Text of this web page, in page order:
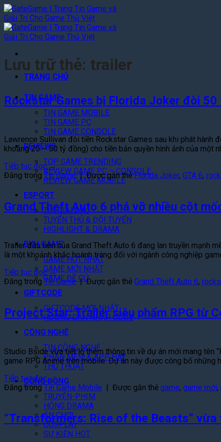
Bỏ
qua
nội
dung
TRANG CHỦ
TIN GAME
TIN GAME MOBILE
TIN GAME PC
TIN GAME CONSOLE
REVIEWS
TOP GAME TRENDING
REVIEW GAME PC – CONSOLE
REVIEW GAME MOBILE
ESPORT
TIN GIẢI ĐẤU
TUYỂN THỦ & ĐỘI TUYỂN
HIGHLIGHT & DRAMA
BXH GAME
GAME HOT NHẤT
GAME MỚI NHẤT
GAME ĐỀ CỬ
GIFTCODE
GIFTCODE MỚI NHẤT
HƯỚNG DẪN NHẬP CODE
CÔNG NGHỆ
TIN CÔNG NGHỆ
PHẦN MỀM & APP HAY
THỦ THUẬT
CỘNG ĐỒNG
TRUYỆN-PHIM
HÓNG DRAMA
ĂN CHƠI
COSPLAY
SỰ KIỆN HOT
Lưu trữ thẻ: trailer
Rockstar Games bị Florida Joker đòi
Lawrence Sullivan đòi tiền Rockstar Games sau khi phát
khoảng 25 – 50 tỷ đồng) cho tiền bản quyền hình ảnh của một
Tiếp tục đọc→
Đăng trongTin Game | Được gắn thẻFlorida Joker, GTA 6,
Grand Theft Auto 6 phá vỡ nhiều cột
Trailer đầu tiên của Grand Theft Auto 6 đang lan truyền mạnh
là một khoảnh khắc hoành tráng đối với ngành công nghiệp
Tiếp tục đọc→
Đăng trongTin Game | Được gắn thẻ Grand Theft Auto 6,
Project Star: Trailer siêu phẩm RPG từ
Studio Bside vừa tiết lộ thêm thông tin về dự án mới mang tên
game RPG Anime trên mobile. Dự án này được công bố những
Tiếp tục đọc→
Đăng trongTin Game Mobile | Được gắn thẻ game, game mới,
“Transformers: Rise of the Beasts”